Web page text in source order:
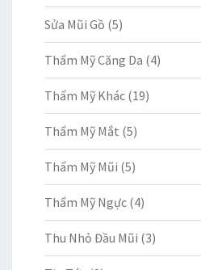
Sửa Mũi Gồ (5)
Thẩm Mỹ Căng Da (4)
Thẩm Mỹ Khác (19)
Thẩm Mỹ Mắt (5)
Thẩm Mỹ Mũi (5)
Thẩm Mỹ Ngực (4)
Thu Nhỏ Đầu Mũi (3)